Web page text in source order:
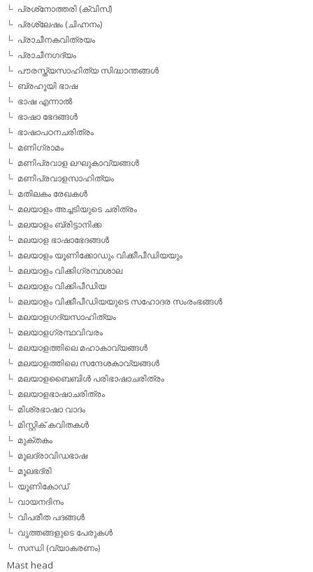
പ്രശ്‌നോത്തരി (ക്വിസ്)
പ്രശ്ലേഷം (ചിഹ്നനം)
പ്രാചീനകവിത്രയം
പ്രാചീനഗദ്യം
പൗരസ്ത്യസാഹിത്യ സിദ്ധാന്തങ്ങള്‍
ബ്രഹൂയി ഭാഷ
ഭാഷ എന്നാല്‍
ഭാഷാ ഭേദങ്ങള്‍
ഭാഷാപഠനചരിത്രം
മണിഗ്രാമം
മണിപ്രവാള ലഘുകാവ്യങ്ങള്‍
മണിപ്രവാളസാഹിത്യം
മതിലകം രേഖകള്‍
മലയാളം അച്ചടിയുടെ ചരിത്രം
മലയാളം ബ്രിട്ടാനിക്ക
മലയാള ഭാഷാഭേദങ്ങള്‍
മലയാളം യൂണിക്കോഡും വിക്കീപീഡിയയും
മലയാളം വിക്കിഗ്രന്ഥശാല
മലയാളം വിക്കിപീഡിയ
മലയാളം വിക്കീപീഡിയയുടെ സഹോദര സംരംഭങ്ങള്‍
മലയാളഗദ്യസാഹിത്യം
മലയാളഗ്രന്ഥവിവരം
മലയാളത്തിലെ മഹാകാവ്യങ്ങള്‍
മലയാളത്തിലെ സന്ദേശകാവ്യങ്ങള്‍
മലയാളബൈബിള്‍ പരിഭാഷാചരിത്രം
മലയാളഭാഷാചരിത്രം
മിശ്രഭാഷാ വാദം
മിസ്റ്റിക് കവിതകള്‍
മുക്തകം
മൂലദ്രാവിഡഭാഷ
മൂലഭദ്രി
യൂണികോഡ്
വായനദിനം
വിപരീത പദങ്ങള്‍
വൃത്തങ്ങളുടെ പേരുകള്‍
സന്ധി (വ്യാകരണം)
Mast head